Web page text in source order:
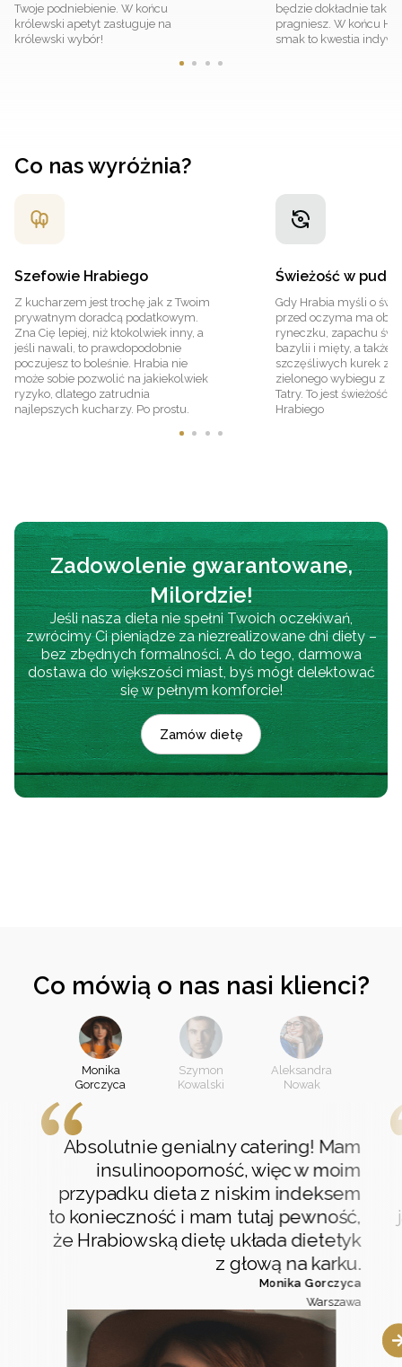
Twoje podniebienie. W końcu
królewski apetyt zasługuje na
królewski wybór!
będzie dokładnie taki,
pragniesz. W końcu
smak to kwestia
Co nas wyróżnia?
Szefowie Hrabiego
Z kucharzem jest trochę jak z Twoim
prywatnym doradcą podatkowym.
Zna Cię lepiej, niż ktokolwiek inny, a
jeśli nawali, to prawdopodobnie
poczujesz to boleśnie. Hrabia nie
może sobie pozwolić na jakiekolwiek
ryzyko, dlatego zatrudnia
najlepszych kucharzy. Po prostu.
Świeżość w
Gdy Hrabia myśli o
przed oczyma ma
ryneczku, zapachu
bazylii i mięty, a także
szczęśliwych kurek z
zielonego wybiegu z
Tatry. To jest świeżość.
Hrabiego
Zadowolenie gwarantowane,
Milordzie!
Jeśli nasza dieta nie spełni Twoich oczekiwań,
zwrócimy Ci pieniądze za niezrealizowane dni diety –
bez zbędnych formalności. A do tego, darmowa
dostawa do większości miast, byś mógł delektować
się w pełnym komforcie!
Zamów dietę
Co mówią o nas nasi klienci?
Monika
Gorczyca
Szymon
Kowalski
Aleksandra
Nowak
Absolutnie genialny catering! Mam
insulinooporność, więc w moim
przypadku dieta z niskim indeksem
to konieczność i mam tutaj pewność,
że Hrabiowską dietę układa dietetyk
z głową na karku.
Monika Gorczyca
Warszawa